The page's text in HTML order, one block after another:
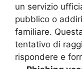
un servizio
pubblico o
familiare.
tentativo di
rispondere e